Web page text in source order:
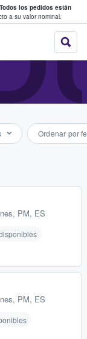
Todos los pedidos están
a su valor nominal.
Ordenar por
PM, ES
PM, ES